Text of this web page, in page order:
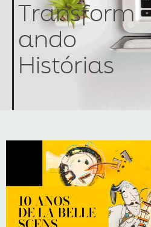
Transform
ando
Histórias